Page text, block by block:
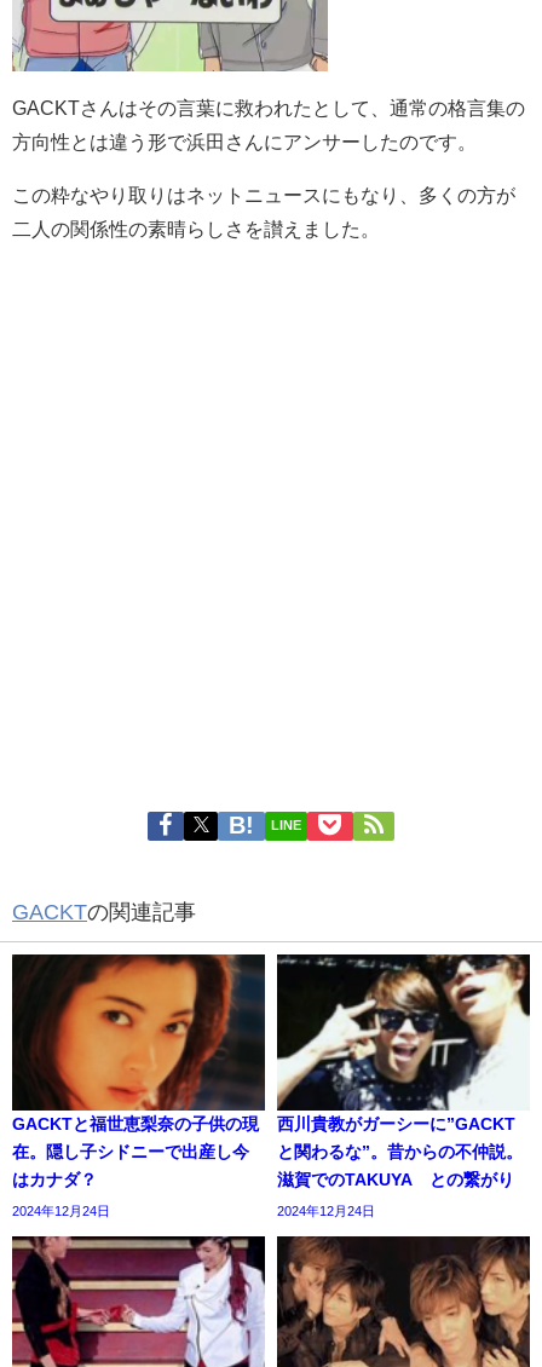
GACKTさんはその言葉に救われたとして、通常の格言集の
方向性とは違う形で浜田さんにアンサーしたのです。
この粋なやり取りはネットニュースにもなり、多くの方が
二人の関係性の素晴らしさを讃えました。
LINE
GACKTの関連記事
GACKTと福世恵梨奈の子供の現
在。隠し子シドニーで出産し今
はカナダ？
2024年12月24日
西川貴教がガーシーに”GACKT
と関わるな”。昔からの不仲説。
滋賀でのTAKUYA∞との繋がり
2024年12月24日